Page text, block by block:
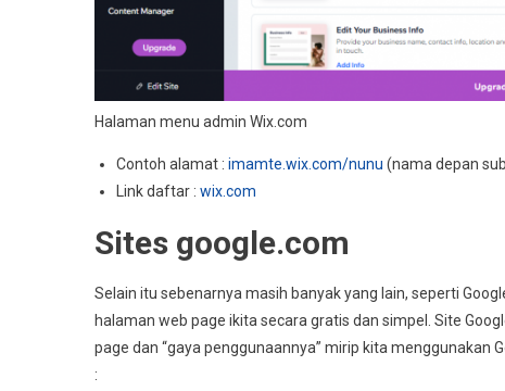
Halaman menu admin Wix.com
Contoh alamat : imamte.wix.com/nunu (nama depan
Link daftar : wix.com
Sites google.com
Selain itu sebenarnya masih banyak yang lain, seperti
halaman web page ikita secara gratis dan simpel. Site
page dan “gaya penggunaannya” mirip kita menggunakan
: